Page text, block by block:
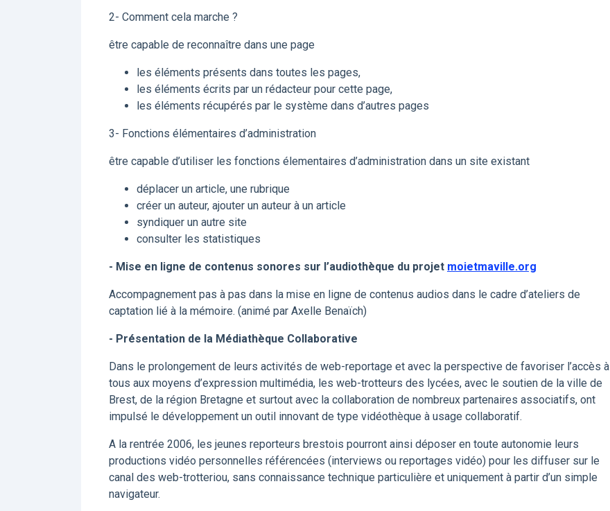
2- Comment cela marche ?
être capable de reconnaître dans une page
les éléments présents dans toutes les pages,
les éléments écrits par un rédacteur pour cette page,
les éléments récupérés par le système dans d’autres pages
3- Fonctions élémentaires d’administration
être capable d’utiliser les fonctions élementaires d’administration dans un site existant
déplacer un article, une rubrique
créer un auteur, ajouter un auteur à un article
syndiquer un autre site
consulter les statistiques
- Mise en ligne de contenus sonores sur l’audiothèque du projet moietmaville.org
Accompagnement pas à pas dans la mise en ligne de contenus audios dans le cadre d’ateliers de
captation lié à la mémoire. (animé par Axelle Benaïch)
- Présentation de la Médiathèque Collaborative
Dans le prolongement de leurs activités de web-reportage et avec la perspective de favoriser l’accès à
tous aux moyens d’expression multimédia, les web-trotteurs des lycées, avec le soutien de la ville de
Brest, de la région Bretagne et surtout avec la collaboration de nombreux partenaires associatifs, ont
impulsé le développement un outil innovant de type vidéothèque à usage collaboratif.
A la rentrée 2006, les jeunes reporteurs brestois pourront ainsi déposer en toute autonomie leurs
productions vidéo personnelles référencées (interviews ou reportages vidéo) pour les diffuser sur le
canal des web-trotteriou, sans connaissance technique particulière et uniquement à partir d’un simple
navigateur.